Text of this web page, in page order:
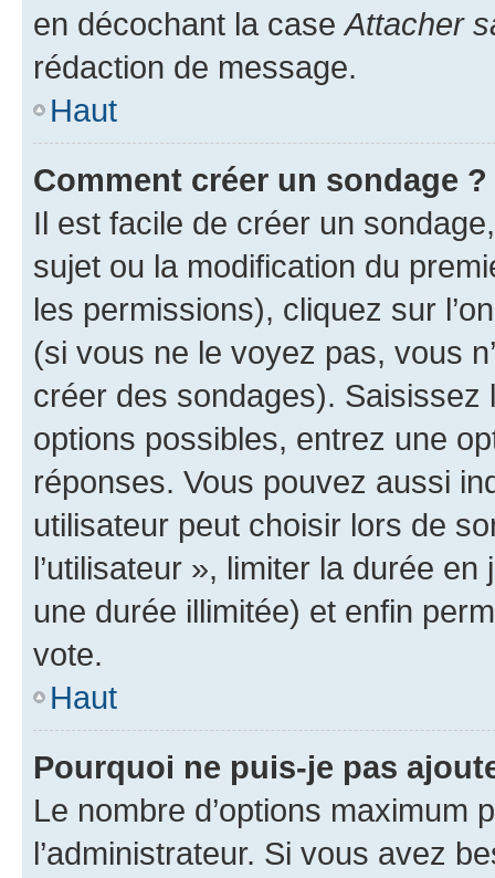
en décochant la case Attacher
rédaction de message.
Haut
Comment créer un sondage ?
Il est facile de créer un
sujet ou la modification du
les permissions), cliquez sur
(si vous ne le voyez pas, vous
créer des sondages).
options possibles, entrez une
réponses. Vous pouvez aussi
utilisateur peut choisir lors de
l’utilisateur », limiter la durée
une durée illimitée) et enfin
vote.
Haut
Pourquoi ne puis-je pas
Le nombre d’options maximum
l’administrateur. Si vous avez